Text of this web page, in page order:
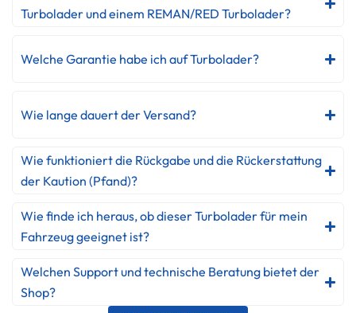
Turbolader und einem REMAN/RED Turbolader?
Welche Garantie habe ich auf Turbolader?
Wie lange dauert der Versand?
Wie funktioniert die Rückgabe und die Rückerstattung
der Kaution (Pfand)?
Wie finde ich heraus, ob dieser Turbolader für mein
Fahrzeug geeignet ist?
Welchen Support und technische Beratung bietet der
Shop?